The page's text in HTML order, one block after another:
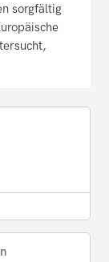
sorgfältig